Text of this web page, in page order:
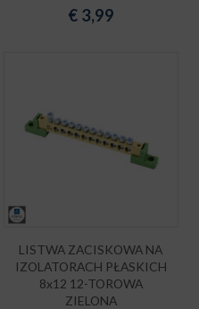
€ 3,99
LISTWA ZACISKOWA NA
IZOLATORACH PŁASKICH
8x12 12-TOROWA
ZIELONA